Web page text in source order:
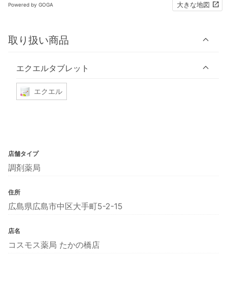
Powered by GOGA 大きな地図
取り扱い商品
エクエルタブレット
エクエル
店舗タイプ
調剤薬局
住所
広島県広島市中区大手町5-2-15
店名
コスモス薬局 たかの橋店